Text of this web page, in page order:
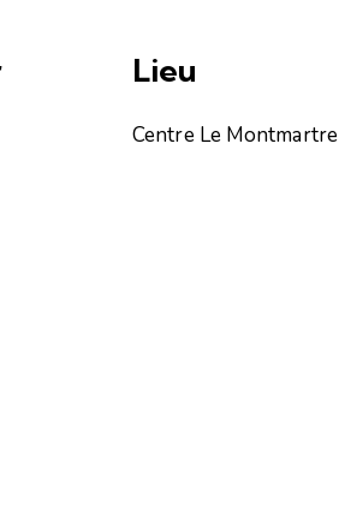
Lieu
Centre Le Montmartre